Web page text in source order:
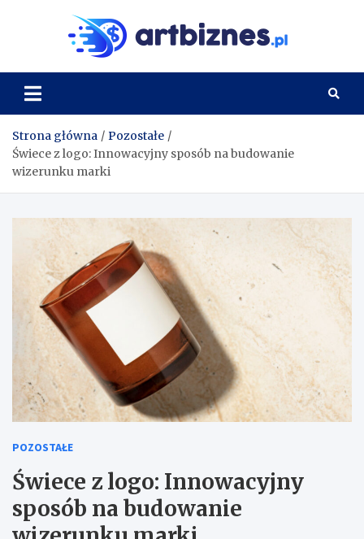
Strona główna
Pozostałe
Świece z logo: Innowacyjny sposób na budowanie
wizerunku marki
POZOSTAŁE
Świece z logo: Innowacyjny
sposób na budowanie